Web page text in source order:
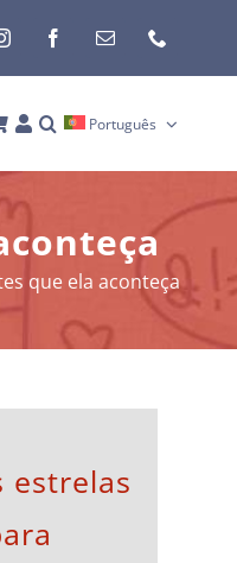
Português
que ela aconteça
estrelas